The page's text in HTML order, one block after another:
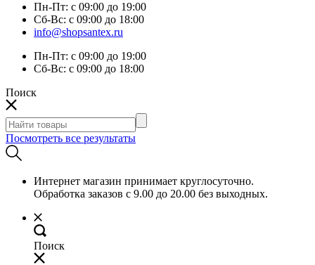
Пн-Пт: с 09:00 до 19:00
Сб-Вс: с 09:00 до 18:00
info@shopsantex.ru
Пн-Пт: с 09:00 до 19:00
Сб-Вс: с 09:00 до 18:00
Поиск
Посмотреть все результаты
Интернет магазин принимает круглосуточно.
Обработка заказов с 9.00 до 20.00 без выходных.
Поиск